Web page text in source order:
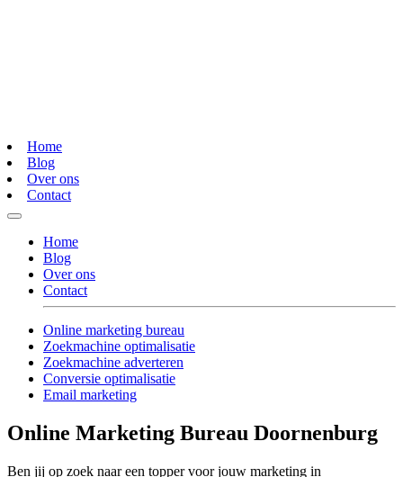
Home
Blog
Over ons
Contact
Home
Blog
Over ons
Contact
Online marketing bureau
Zoekmachine optimalisatie
Zoekmachine adverteren
Conversie optimalisatie
Email marketing
Online Marketing Bureau Doornenburg
Ben jij op zoek naar een topper voor jouw marketing in